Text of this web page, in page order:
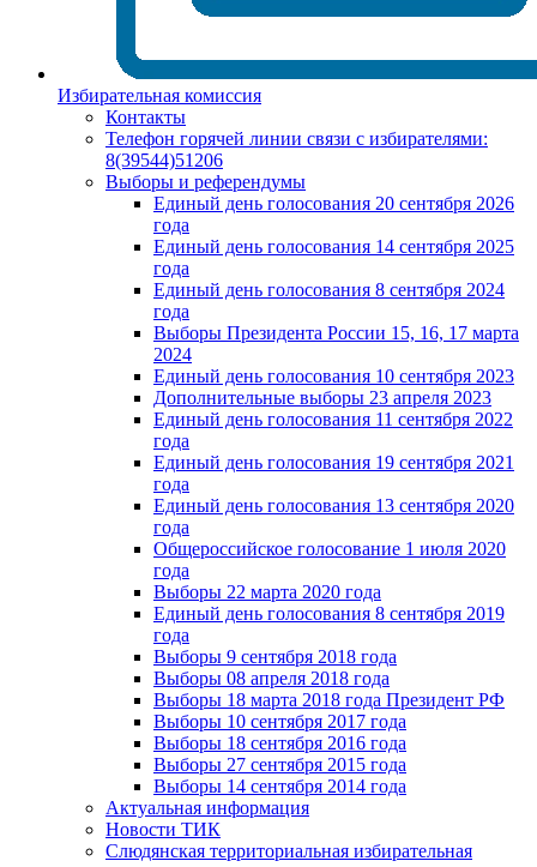
Избирательная комиссия
Контакты
Телефон горячей линии связи с избирателями:
8(39544)51206
Выборы и референдумы
Единый день голосования 20 сентября 2026
года
Единый день голосования 14 сентября 2025
года
Единый день голосования 8 сентября 2024
года
Выборы Президента России 15, 16, 17 марта
2024
Единый день голосования 10 сентября 2023
Дополнительные выборы 23 апреля 2023
Единый день голосования 11 сентября 2022
года
Единый день голосования 19 сентября 2021
года
Единый день голосования 13 сентября 2020
года
Общероссийское голосование 1 июля 2020
года
Выборы 22 марта 2020 года
Единый день голосования 8 сентября 2019
года
Выборы 9 сентября 2018 года
Выборы 08 апреля 2018 года
Выборы 18 марта 2018 года Президент РФ
Выборы 10 сентября 2017 года
Выборы 18 сентября 2016 года
Выборы 27 сентября 2015 года
Выборы 14 сентября 2014 года
Актуальная информация
Новости ТИК
Слюдянская территориальная избирательная